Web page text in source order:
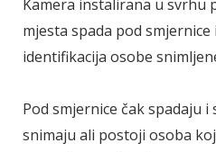
Kamera instalirana u
mjesta spada pod
identifikacija osobe
Pod smjernice čak spadaju i
snimaju ali postoji osoba